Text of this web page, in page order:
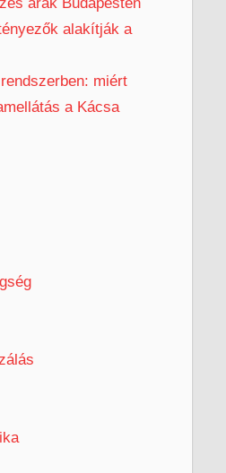
alakítják a
miért
a Kácsa